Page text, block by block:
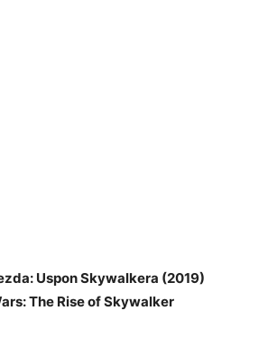
Uspon Skywalkera (2019)
The Rise of Skywalker